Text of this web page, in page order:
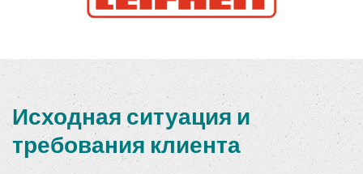
Исходная ситуация и
требования клиента